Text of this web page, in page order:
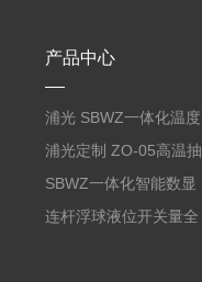
产品中心
浦光 SBWZ一体化温度
变送器传感器 防爆热电
阻PT100 数显远传4-
20mA2
浦光定制 ZO-05高温抽
气式氧化锆分析仪 防爆
耐腐蚀检测仪
SBWZ一体化智能数显
温度变送器传感器防爆
连杆浮球液位开关量全